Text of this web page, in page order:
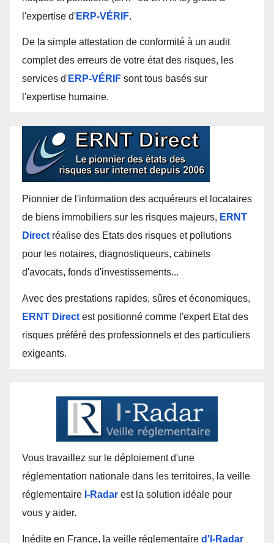
l'expertise d'ERP-VÉRIF.
De la simple attestation de conformité à un audit
complet des erreurs de votre état des risques, les
services d'ERP-VÉRIF sont tous basés sur
l'expertise humaine.
Pionnier de l'information des acquéreurs et locataires
de biens immobiliers sur les risques majeurs, ERNT
Direct réalise des Etats des risques et pollutions
pour les notaires, diagnostiqueurs, cabinets
d'avocats, fonds d'investissements...
Avec des prestations rapides, sûres et économiques,
ERNT Direct est positionné comme l'expert Etat des
risques préféré des professionnels et des particuliers
exigeants.
Vous travaillez sur le déploiement d'une
réglementation nationale dans les territoires, la veille
réglementaire I-Radar est la solution idéale pour
vous y aider.
Inédite en France, la veille réglementaire d'I-Radar